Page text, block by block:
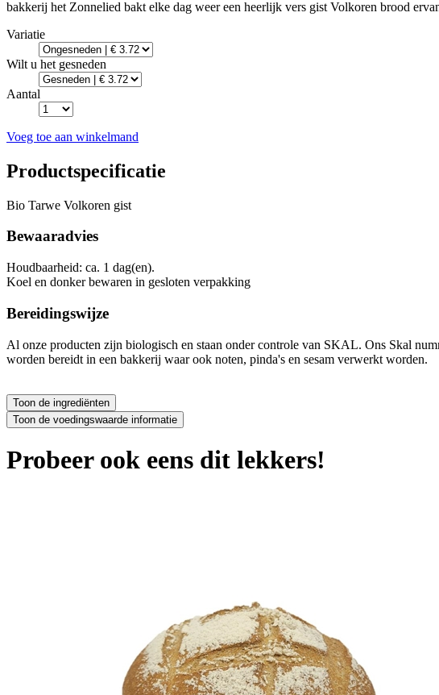
bakkerij het Zonnelied bakt elke dag weer een heerlijk vers gist Volkoren brood
Variatie
Wilt u het gesneden
Aantal
Voeg toe aan winkelmand
Productspecificatie
Bio Tarwe Volkoren gist
Bewaaradvies
Houdbaarheid: ca. 1 dag(en).
Koel en donker bewaren in gesloten verpakking
Bereidingswijze
Al onze producten zijn biologisch en staan onder controle van SKAL. Ons Skal
worden bereidt in een bakkerij waar ook noten, pinda's en sesam verwerkt worden.
Probeer ook eens dit lekkers!